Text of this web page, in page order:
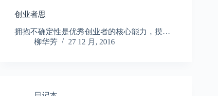
创业者思
​拥抱不确定性是优秀创业者的核心能力，摸…
柳华芳
27 12 月, 2016